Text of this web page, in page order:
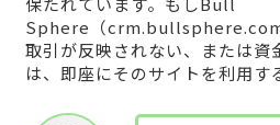
Sphere（crm.bullsphere.com
取引が反映されない、または資
は、即座にそのサイトを利用す